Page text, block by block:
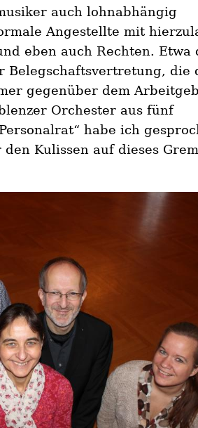
auch lohnabhängig
Angestellte mit
eben auch Rechten. Etwa
Belegschaftsvertretung, die
gegenüber dem
Orchester aus fünf
habe ich
Kulissen auf dieses